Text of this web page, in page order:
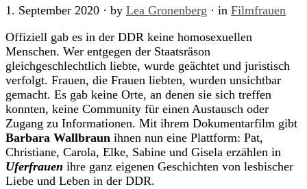
1. September 2020 · by Lea Gronenberg · in Filmfrauen
Offiziell gab es in der DDR keine homosexuellen
Menschen. Wer entgegen der Staatsräson
gleichgeschlechtlich liebte, wurde geächtet und juristisch
verfolgt. Frauen, die Frauen liebten, wurden unsichtbar
gemacht. Es gab keine Orte, an denen sie sich treffen
konnten, keine Community für einen Austausch oder
Zugang zu Informationen. Mit ihrem Dokumentarfilm gibt
Barbara Wallbraun ihnen nun eine Plattform: Pat,
Christiane, Carola, Elke, Sabine und Gisela erzählen in
Uferfrauen ihre ganz eigenen Geschichten von lesbischer
Liebe und Leben in der DDR.